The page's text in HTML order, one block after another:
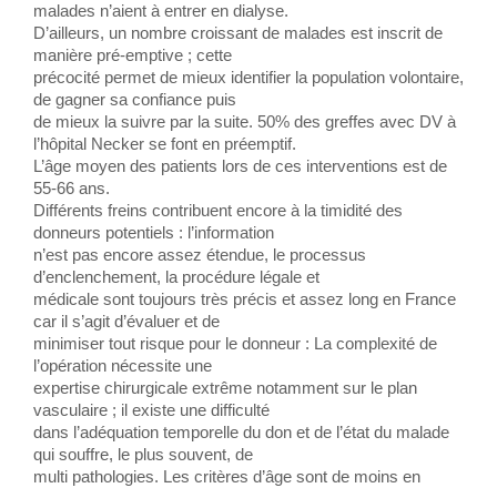
malades n’aient à entrer en dialyse.
D’ailleurs, un nombre croissant de malades est inscrit de
manière pré-emptive ; cette
précocité permet de mieux identifier la population volontaire,
de gagner sa confiance puis
de mieux la suivre par la suite. 50% des greffes avec DV à
l’hôpital Necker se font en préemptif.
L’âge moyen des patients lors de ces interventions est de
55-66 ans.
Différents freins contribuent encore à la timidité des
donneurs potentiels : l’information
n’est pas encore assez étendue, le processus
d’enclenchement, la procédure légale et
médicale sont toujours très précis et assez long en France
car il s’agit d’évaluer et de
minimiser tout risque pour le donneur : La complexité de
l’opération nécessite une
expertise chirurgicale extrême notamment sur le plan
vasculaire ; il existe une difficulté
dans l’adéquation temporelle du don et de l’état du malade
qui souffre, le plus souvent, de
multi pathologies. Les critères d’âge sont de moins en